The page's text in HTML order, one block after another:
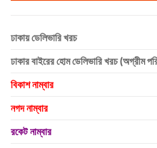
ঢাকায় ডেলিভারি খরচ
ঢাকার বাইরের হোম ডেলিভারি খরচ (অগ্রীম
বিকাশ নাম্বার
নগদ নাম্বার
রকেট নাম্বার